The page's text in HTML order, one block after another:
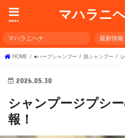
マハラニ
menu
マハラニヘナ 最新情報
HOME ■ハーブシャンプー 脱シャンプー
2026.05.30
シャンプージプシ
報！